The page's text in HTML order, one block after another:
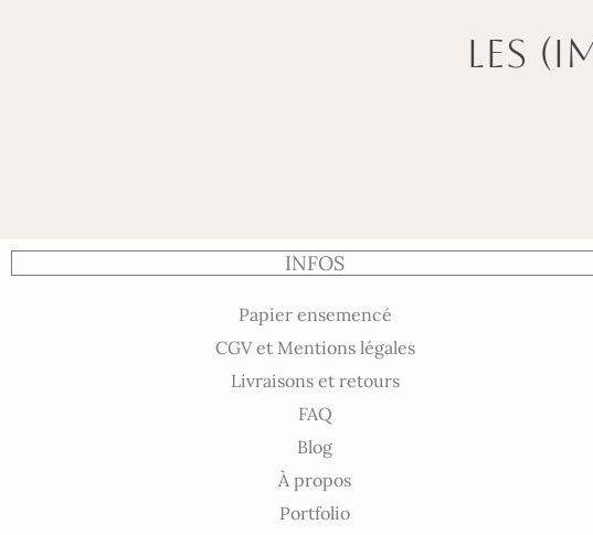
Les
INFOS
Papier ensemencé
CGV et Mentions légales
Livraisons et retours
FAQ
Blog
À propos
Portfolio